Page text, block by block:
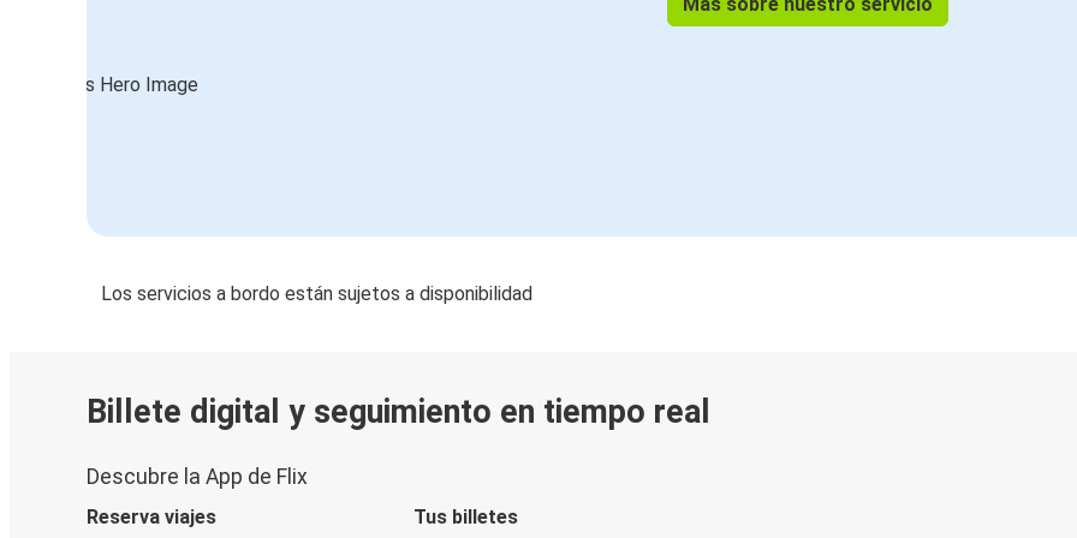
Los servicios a bordo están sujetos a disponibilidad
Billete digital y seguimiento en tiempo real
Descubre la App de Flix
Reserva viajes Tus billetes